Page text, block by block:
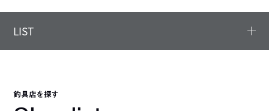
LIST
釣具店を探す